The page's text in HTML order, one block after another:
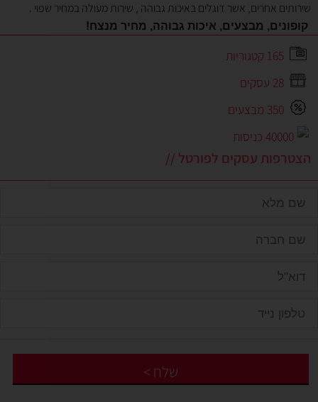
שירותים אחרים, אשר דוגלים באיכות גבוהה , שירות מעולה במחיר שפוי .
קופונים, מבצעים, איכות גבוהה, מחיר מנצח!
165 קטגוריות
28 עסקים
350 מבצעים
40000 כניסות
הצטרפות עסקים לפורטל //
שלח>